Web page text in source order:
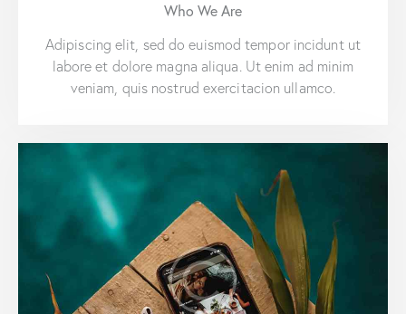
Who We Are
Adipiscing elit, sed do euismod tempor incidunt ut
labore et dolore magna aliqua. Ut enim ad minim
veniam, quis nostrud exercitacion ullamco.